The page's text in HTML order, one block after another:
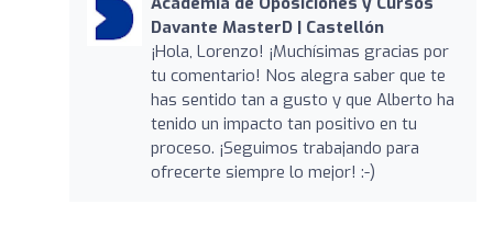
Davante MasterD | Castellón
¡Hola, Lorenzo! ¡Muchísimas gracias por
tu comentario! Nos alegra saber que te
has sentido tan a gusto y que Alberto ha
tenido un impacto tan positivo en tu
proceso. ¡Seguimos trabajando para
ofrecerte siempre lo mejor! :-)